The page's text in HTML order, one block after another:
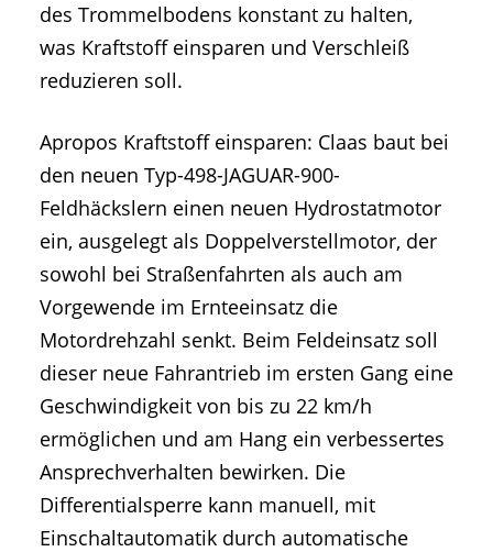
des Trommelbodens konstant zu halten,
was Kraftstoff einsparen und Verschleiß
reduzieren soll.
Apropos Kraftstoff einsparen: Claas baut bei
den neuen Typ-498-JAGUAR-900-
Feldhäckslern einen neuen Hydrostatmotor
ein, ausgelegt als Doppelverstellmotor, der
sowohl bei Straßenfahrten als auch am
Vorgewende im Ernteeinsatz die
Motordrehzahl senkt. Beim Feldeinsatz soll
dieser neue Fahrantrieb im ersten Gang eine
Geschwindigkeit von bis zu 22 km/h
ermöglichen und am Hang ein verbessertes
Ansprechverhalten bewirken. Die
Differentialsperre kann manuell, mit
Einschaltautomatik durch automatische